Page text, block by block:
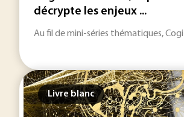
décrypte les enjeux ...
Au fil de mini-séries thématiques,
Livre blanc